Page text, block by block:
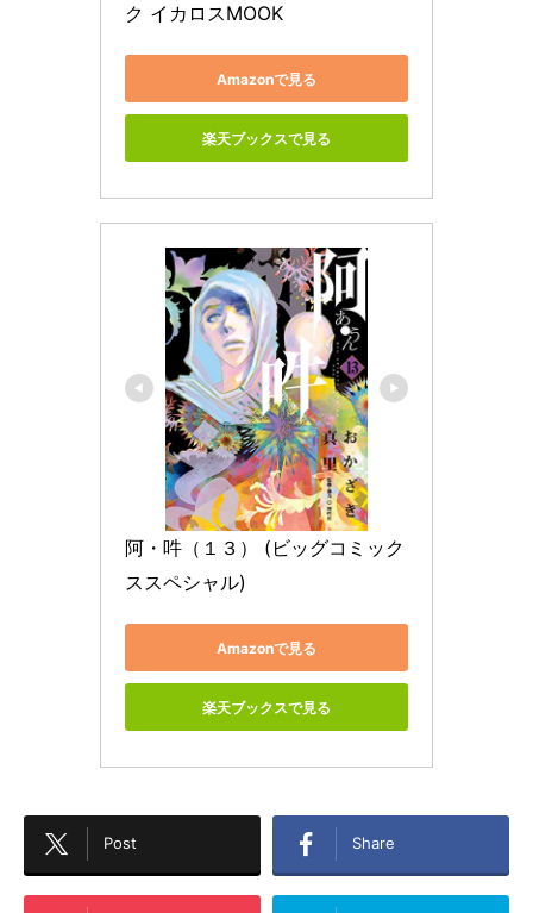
ク イカロスMOOK
Amazonで見る
楽天ブックスで見る
阿・吽（１３） (ビッグコミック
ススペシャル)
Amazonで見る
楽天ブックスで見る
Post Share